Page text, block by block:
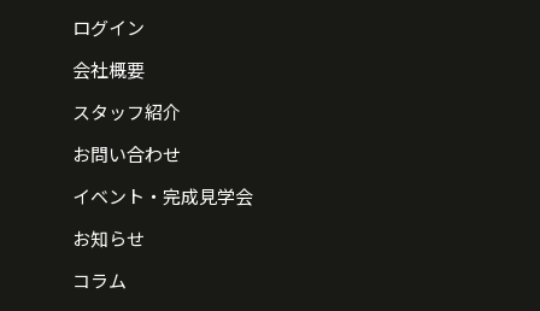
ログイン
会社概要
スタッフ紹介
お問い合わせ
イベント・完成見学会
お知らせ
コラム